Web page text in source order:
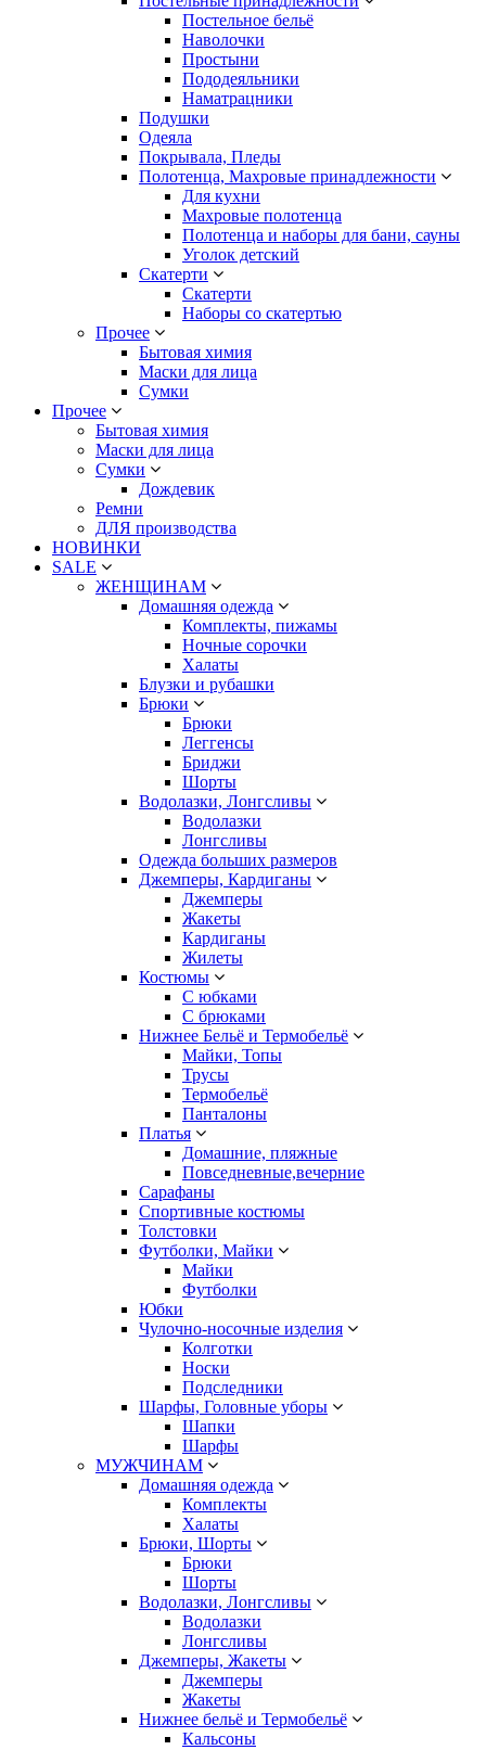
Постельное бельё
Наволочки
Простыни
Пододеяльники
Наматрацники
Подушки
Одеяла
Покрывала, Пледы
Полотенца, Махровые принадлежности
Для кухни
Махровые полотенца
Полотенца и наборы для бани, сауны
Уголок детский
Скатерти
Скатерти
Наборы со скатертью
Прочее
Бытовая химия
Маски для лица
Сумки
Прочее
Бытовая химия
Маски для лица
Сумки
Дождевик
Ремни
ДЛЯ производства
НОВИНКИ
SALE
ЖЕНЩИНАМ
Домашняя одежда
Комплекты, пижамы
Ночные сорочки
Халаты
Блузки и рубашки
Брюки
Брюки
Леггенсы
Бриджи
Шорты
Водолазки, Лонгсливы
Водолазки
Лонгсливы
Одежда больших размеров
Джемперы, Кардиганы
Джемперы
Жакеты
Кардиганы
Жилеты
Костюмы
С юбками
С брюками
Нижнее Бельё и Термобельё
Майки, Топы
Трусы
Термобельё
Панталоны
Платья
Домашние, пляжные
Повседневные,вечерние
Сарафаны
Спортивные костюмы
Толстовки
Футболки, Майки
Майки
Футболки
Юбки
Чулочно-носочные изделия
Колготки
Носки
Подследники
Шарфы, Головные уборы
Шапки
Шарфы
МУЖЧИНАМ
Домашняя одежда
Комплекты
Халаты
Брюки, Шорты
Брюки
Шорты
Водолазки, Лонгсливы
Водолазки
Лонгсливы
Джемперы, Жакеты
Джемперы
Жакеты
Нижнее бельё и Термобельё
Кальсоны